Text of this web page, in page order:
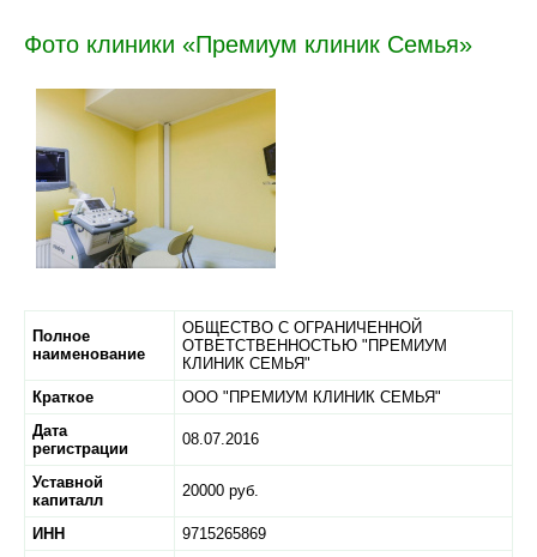
Фото клиники «Премиум клиник Семья»
Полное
наименование
ОБЩЕСТВО С ОГРАНИЧЕННОЙ
ОТВЕТСТВЕННОСТЬЮ "ПРЕМИУМ
КЛИНИК СЕМЬЯ"
Краткое
ООО "ПРЕМИУМ КЛИНИК СЕМЬЯ"
Дата
регистрации
08.07.2016
Уставной
капиталл
20000 руб.
ИНН
9715265869